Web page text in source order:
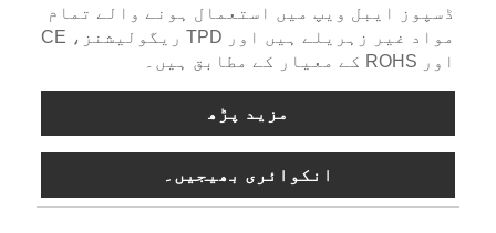
ڈسپوز ایبل ویپ میں استعمال ہونے والے تمام
مواد غیر زہریلے ہیں اور TPD ریگولیشنز، CE
اور ROHS کے معیار کے مطابق ہیں۔
مزید پڑھ
انکوائری بھیجیں۔